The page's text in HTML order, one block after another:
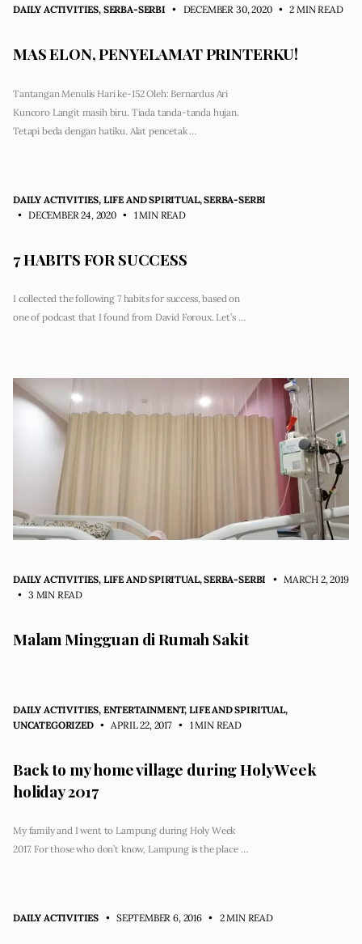
DAILY ACTIVITIES, SERBA-SERBI • DECEMBER 30, 2020 • 2 MIN READ
MAS ELON, PENYELAMAT PRINTERKU!
Tantangan Menulis Hari ke-152 Oleh: Bernardus Ari
Kuncoro Langit masih biru. Tiada tanda-tanda hujan.
Tetapi beda dengan hatiku. Alat pencetak …
DAILY ACTIVITIES, LIFE AND SPIRITUAL,SERBA-SERBI
• DECEMBER 24, 2020 • 1 MIN READ
7 HABITS FOR SUCCESS
I collected the following 7 habits for success, based on
one of podcast that I found from David Foroux. Let’s …
DAILY ACTIVITIES, LIFE AND SPIRITUAL,SERBA-SERBI
• MARCH 2, 2019
• 3 MIN READ
Malam Mingguan di Rumah Sakit
DAILY ACTIVITIES, ENTERTAINMENT,LIFE AND SPIRITUAL,
UNCATEGORIZED • APRIL 22, 2017 • 1 MIN READ
Back to my home village during Holy Week
holiday 2017
My family and I went to Lampung during Holy Week
2017. For those who don’t know, Lampung is the place …
DAILY ACTIVITIES • SEPTEMBER 6, 2016 • 2 MIN READ